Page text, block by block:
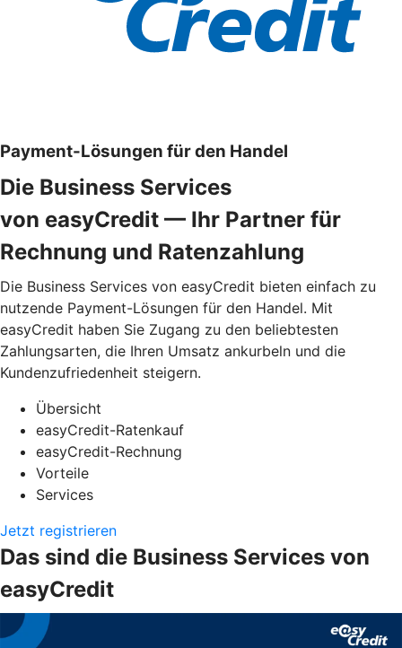
Payment-Lösungen für den Handel
Die Business Services
von easyCredit — Ihr Partner für
Rechnung und Ratenzahlung
Die Business Services von easyCredit bieten einfach zu
nutzende Payment-Lösungen für den Handel. Mit
easyCredit haben Sie Zugang zu den beliebtesten
Zahlungsarten, die Ihren Umsatz ankurbeln und die
Kundenzufriedenheit steigern.
Übersicht
easyCredit-Ratenkauf
easyCredit-Rechnung
Vorteile
Services
Jetzt registrieren
Das sind die Business Services von
easyCredit